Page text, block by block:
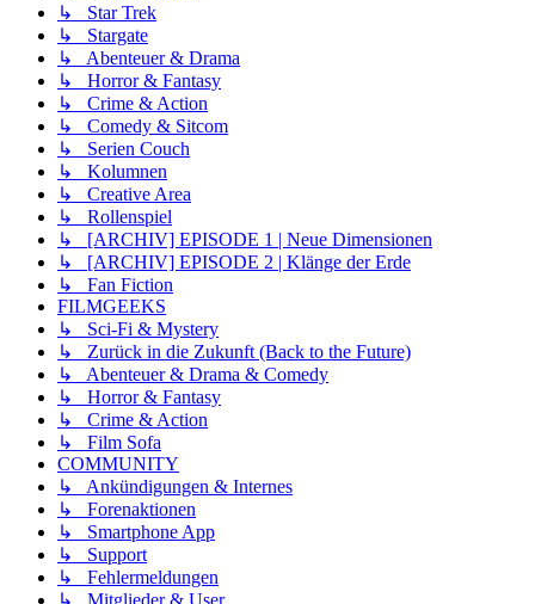
↳ Star Trek
↳ Stargate
↳ Abenteuer & Drama
↳ Horror & Fantasy
↳ Crime & Action
↳ Comedy & Sitcom
↳ Serien Couch
↳ Kolumnen
↳ Creative Area
↳ Rollenspiel
↳ [ARCHIV] EPISODE 1 | Neue Dimensionen
↳ [ARCHIV] EPISODE 2 | Klänge der Erde
↳ Fan Fiction
FILMGEEKS
↳ Sci-Fi & Mystery
↳ Zurück in die Zukunft (Back to the Future)
↳ Abenteuer & Drama & Comedy
↳ Horror & Fantasy
↳ Crime & Action
↳ Film Sofa
COMMUNITY
↳ Ankündigungen & Internes
↳ Forenaktionen
↳ Smartphone App
↳ Support
↳ Fehlermeldungen